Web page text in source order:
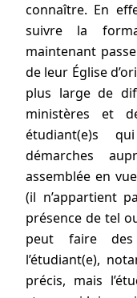
connaître. En
suivre la
maintenant
de leur Église
plus large de
ministères et
étudiant(e)s
démarches
assemblée en
(il n’appartient
présence de tel
peut faire
l’étudiant(e),
précis, mais